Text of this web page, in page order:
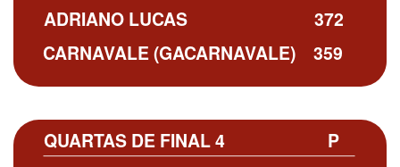
372
359
ADRIANO LUCAS
CARNAVALE (GACARNAVALE)
P
QUARTAS DE FINAL 4